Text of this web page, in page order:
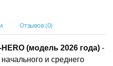
Отзывов (0)
HERO (модель 2026 года) -
и среднего